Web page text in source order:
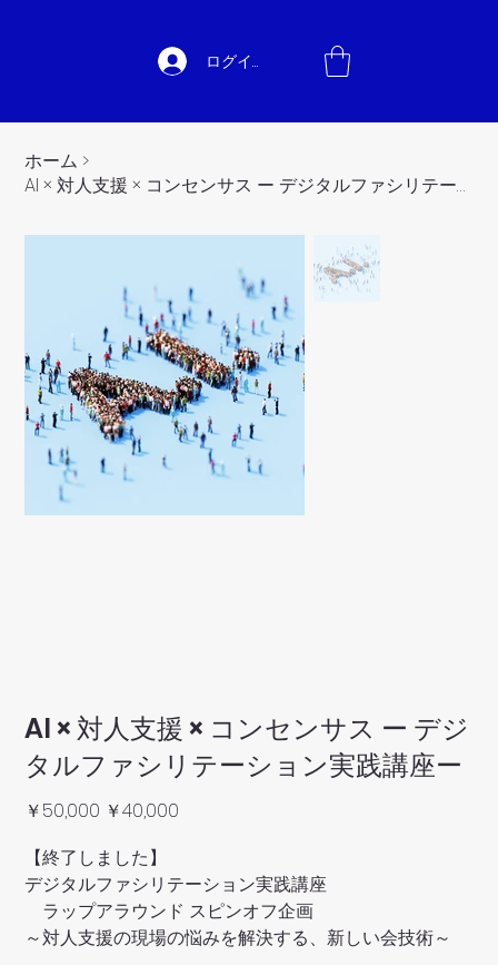
ログイン
ホーム >
AI × 対人支援 × コンセンサス ー デジタルファシリテーション実践講座ー
AI × 対人支援 × コンセンサス ー デジ
タルファシリテーション実践講座ー
元
の
￥50,000
セ
ー
価
格
￥40,000
【終了しました】
デジタルファシリテーション実践講座
ラップアラウンド スピンオフ企画
～対人支援の現場の悩みを解決する、新しい会技術～